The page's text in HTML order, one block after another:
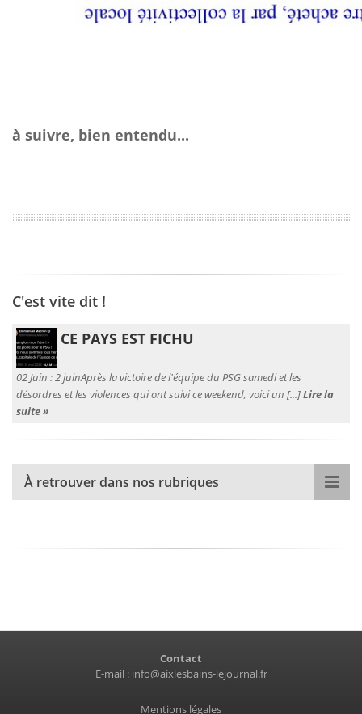
à suivre, bien entendu...
C'est vite dit !
CE PAYS EST FICHU
02 Juin :2 juinAprès la victoire de l'équipe du PSG samedi et les
désordres et les violences qui ont suivi ce weekend, voici un [...]Lire la
suite »
À retrouver dans nos rubriques
Contact
E-mail : info@aixlesbains-lejournal.fr
Mentions légales